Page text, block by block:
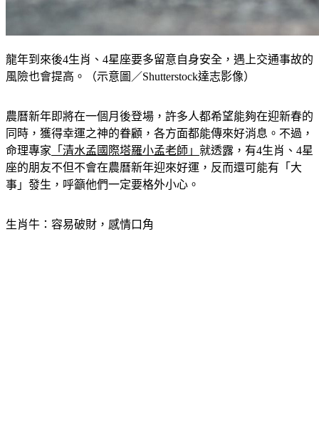
龍年到來後4生肖、4星座要多留意自身安全，遇上交通事故的
風險也會提高。（示意圖／Shutterstock達志影像）
農曆新年即將在一個月後登場，許多人都希望能夠在迎新春的
同時，獲得幸運之神的眷顧，各方面都能傳來好消息。不過，
命理專家 「清水孟國際塔羅小孟老師」 就透露，有4生肖、4星
座的朋友不但不會在農曆新年迎來好運，反而還可能有「大
事」發生，呼籲他們一定要格外小心。
生肖牛：容易破財，感情口角